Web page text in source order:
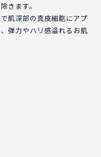
きます。
肌深部の真皮細胞にアプ
弾力やハリ感溢れるお肌